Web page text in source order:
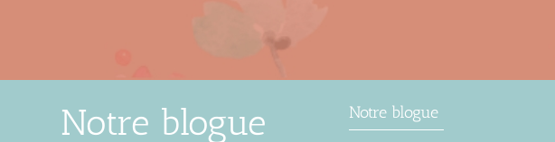
Notre blogue Notre blogue